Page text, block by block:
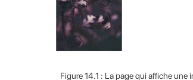
Figure 14.1 : La page qui affiche